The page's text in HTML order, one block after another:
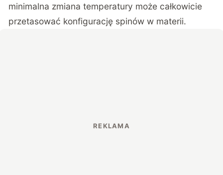
minimalna zmiana temperatury może całkowicie
przetasować konfigurację spinów w materii.